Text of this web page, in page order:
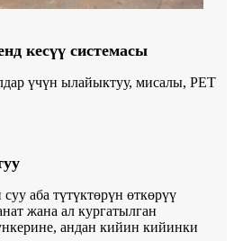
кесүү системасы
үчүн ылайыктуу, мисалы, PET
аба түтүктөрүн өткөрүү
жана ал кургатылган
андан кийин кийинки